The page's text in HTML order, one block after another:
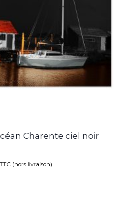
Charente ciel noir
TTC (hors livraison)